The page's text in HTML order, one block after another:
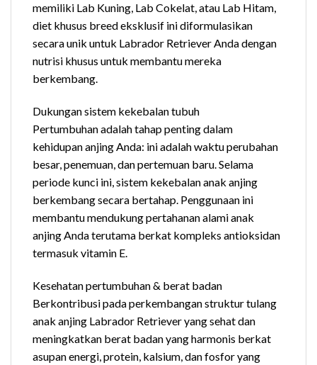
memiliki Lab Kuning, Lab Cokelat, atau Lab Hitam,
diet khusus breed eksklusif ini diformulasikan
secara unik untuk Labrador Retriever Anda dengan
nutrisi khusus untuk membantu mereka
berkembang.
Dukungan sistem kekebalan tubuh
Pertumbuhan adalah tahap penting dalam
kehidupan anjing Anda: ini adalah waktu perubahan
besar, penemuan, dan pertemuan baru. Selama
periode kunci ini, sistem kekebalan anak anjing
berkembang secara bertahap. Penggunaan ini
membantu mendukung pertahanan alami anak
anjing Anda terutama berkat kompleks antioksidan
termasuk vitamin E.
Kesehatan pertumbuhan & berat badan
Berkontribusi pada perkembangan struktur tulang
anak anjing Labrador Retriever yang sehat dan
meningkatkan berat badan yang harmonis berkat
asupan energi, protein, kalsium, dan fosfor yang